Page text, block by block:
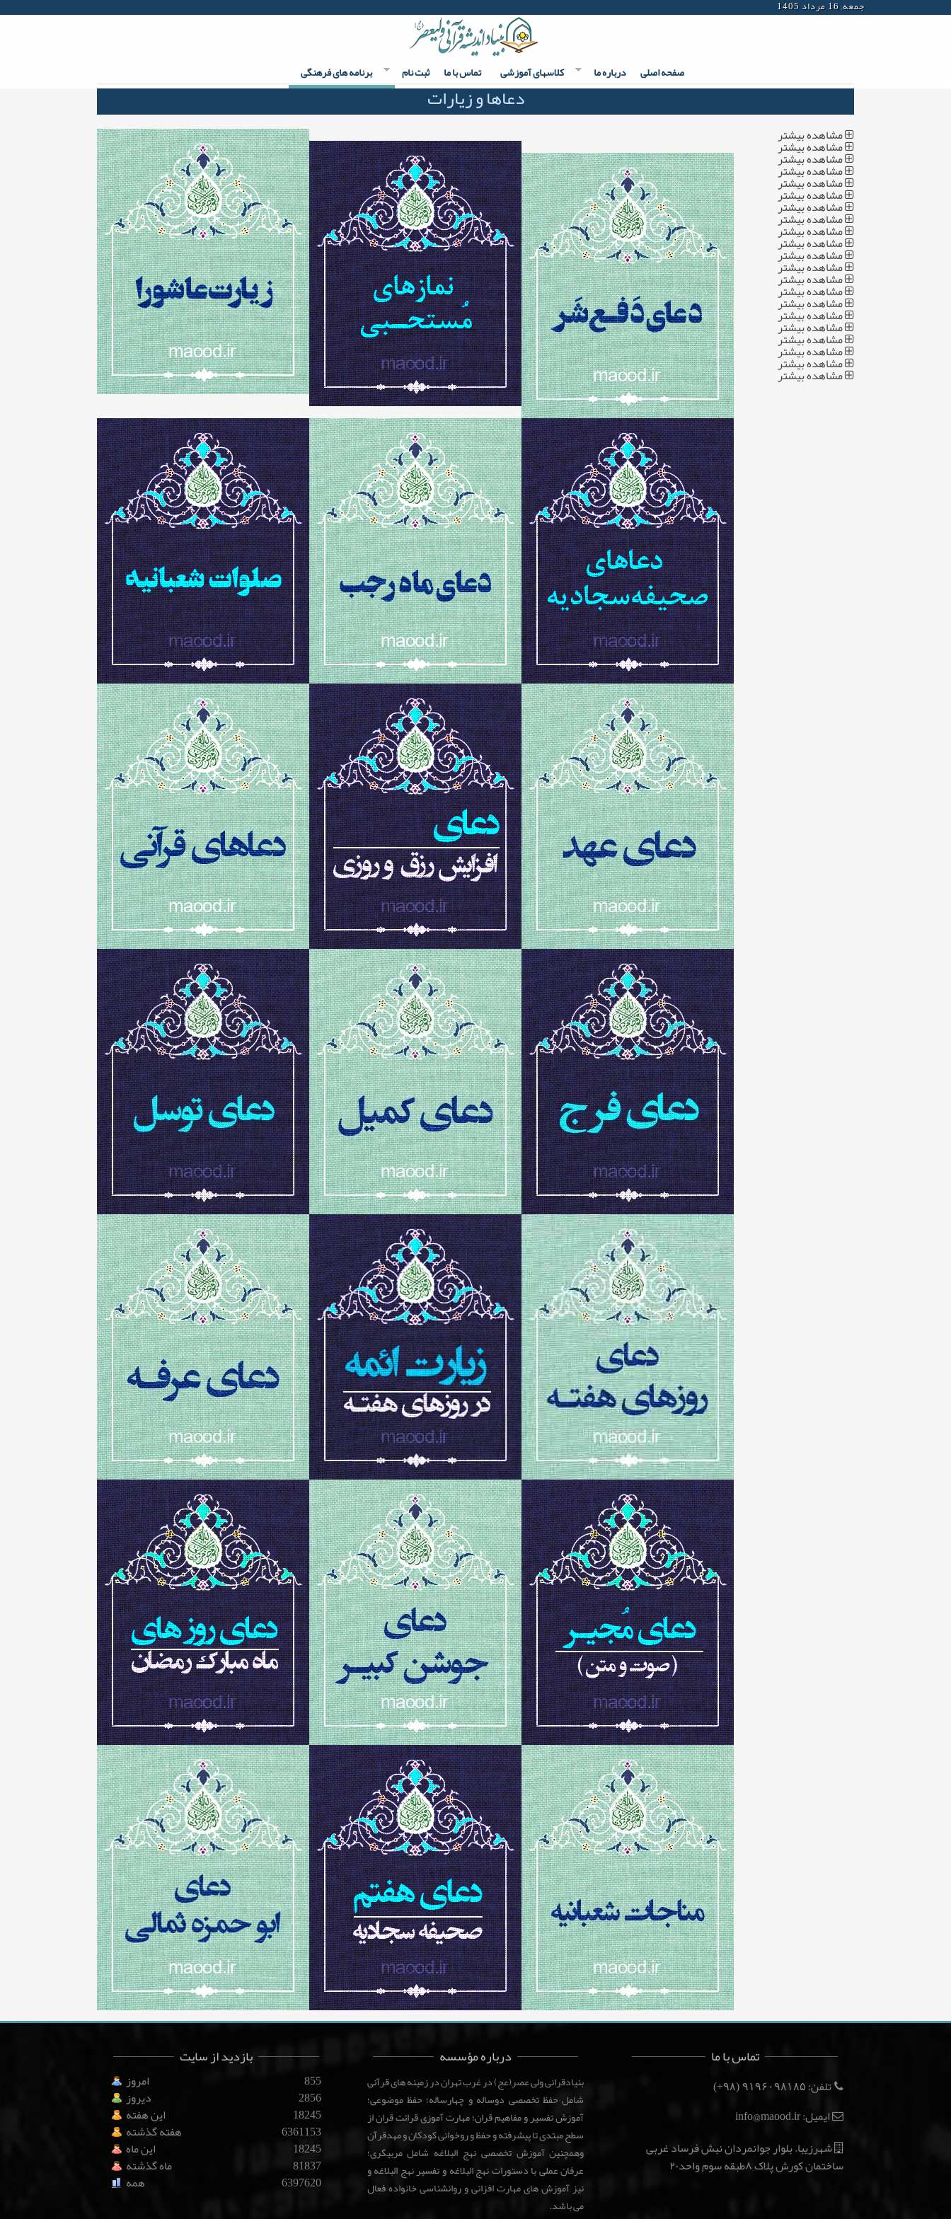
جمعه, 16 مرداد 1405 FacebookTwitter gplusYoutube rss
صفحه اصلی درباره ما کلاسهای آموزشی تماس با ما ثبت نام برنامه های فرهنگی
دعاها و زیارات
مشاهده بیشتر
مشاهده بیشتر
مشاهده بیشتر
مشاهده بیشتر
مشاهده بیشتر
مشاهده بیشتر
مشاهده بیشتر
مشاهده بیشتر
مشاهده بیشتر
مشاهده بیشتر
مشاهده بیشتر
مشاهده بیشتر
مشاهده بیشتر
مشاهده بیشتر
مشاهده بیشتر
مشاهده بیشتر
مشاهده بیشتر
مشاهده بیشتر
مشاهده بیشتر
مشاهده بیشتر
مشاهده بیشتر
تماس با ما
تلفن: ۹۱۹۶۰۹۸۱۸۵ (۹۸+)
ایمیل: info@maood.ir
شهرزیبا. بلوار جوانمردان نبش فرساد غربی
ساختمان کورش پلاک ۸طبقه سوم واحد۲۰
درباره مؤسسه
بنیادقرانی ولی عصر(عج) در غرب تهران در زمینه های قرآنی
شامل حفظ تخصصی دوساله و چهارساله؛ حفظ موضوعی؛
آموزش تفسیر و مفاهیم قران؛ مهارت آموزی قرائت قران از
سطح مبتدی تا پیشرفته و حفظ و روخوانی کودکان و مهدقرآن
وهمچنین آموزش تخصصی نهج البلاغه شامل مربیگری؛
عرفان عملی با دستورات نهج البلاغه و تفسیر نهج البلاغه و
نیز آموزش های مهارت افزائی و روانشناسی خانواده فعال
می باشد.
بازدید از سایت
امروز
دیروز
این هفته
هفته گذشته
این ماه
ماه گذشته
همه
855
2856
18245
6361153
18245
81837
6397620